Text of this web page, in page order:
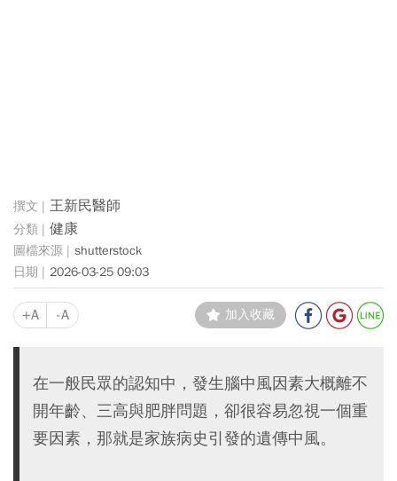
王新民醫師
健康
shutterstock
2026-03-25 09:03
+A -A 加入收藏
在一般民眾的認知中，發生腦中風因素大概離不
開年齡、三高與肥胖問題，卻很容易忽視一個重
要因素，那就是家族病史引發的遺傳中風。